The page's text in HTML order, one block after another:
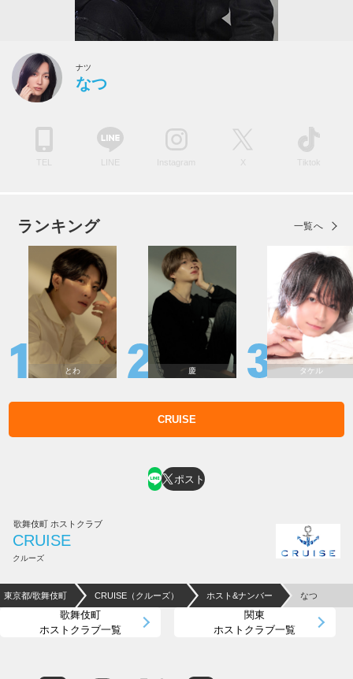
ナツ
なつ
Instagram X Tiktok
ランキング 一覧へ
とわ 慶 タケル
CRUISE
ポスト
歌舞伎町 ホストクラブ
CRUISE
クルーズ
東京都/歌舞伎町 CRUISE（クルーズ） ホスト&ナンバー なつ
歌舞伎町
ホストクラブ一覧
関東
ホストクラブ一覧